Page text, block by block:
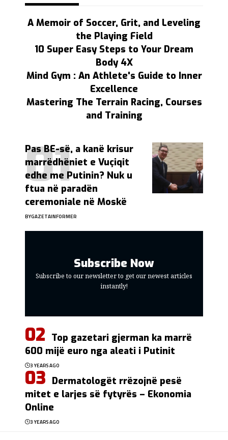
A Memoir of Soccer, Grit, and Leveling
the Playing Field
10 Super Easy Steps to Your Dream
Body 4X
Mind Gym : An Athlete's Guide to Inner
Excellence
Mastering The Terrain Racing, Courses
and Training
Pas BE-së, a kanë krisur
marrëdhëniet e Vuçiqit
edhe me Putinin? Nuk u
ftua në paradën
ceremoniale në Moskë
BYGAZETAINFORMER
Subscribe Now
Subscribe to our newsletter to get our newest articles
instantly!
Top gazetari gjerman ka marrë
600 mijë euro nga aleati i Putinit
3 YEARS AGO
Dermatologët rrëzojnë pesë
mitet e larjes së fytyrës – Ekonomia
Online
3 YEARS AGO